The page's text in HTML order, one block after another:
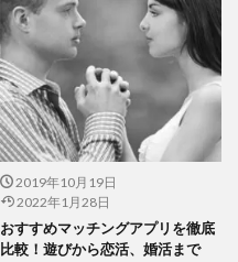
2019年10月19日
2022年1月28日
おすすめマッチングアプリを徹底
比較！遊びから恋活、婚活まで